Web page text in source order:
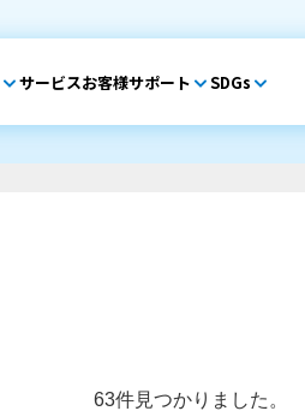
サービスお客様サポート SDGs
63件見つかりました。